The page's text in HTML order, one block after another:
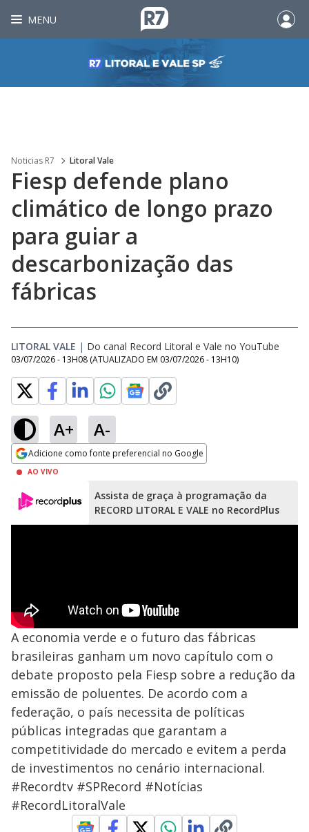
MENU
Noticias R7 Litoral Vale
Fiesp defende plano
climático de longo prazo
para guiar a
descarbonização das
fábricas
LITORAL VALE | Do canal Record Litoral e Vale no YouTube
03/07/2026 - 13H08 (ATUALIZADO EM 03/07/2026 - 13H10)
A+ A-
Adicione como fonte preferencial no Google
Opens in new window
AO VIVO
Assista de graça à programação da
RECORD LITORAL E VALE no RecordPlus
A economia verde e o futuro das fábricas
brasileiras ganham um novo capítulo com o
debate proposto pela Fiesp sobre a redução da
emissão de poluentes. De acordo com a
federação, o país necessita de políticas
públicas integradas que garantam a
competitividade do mercado e evitem a perda
de investimentos no cenário internacional.
#Recordtv #SPRecord #Notícias
#RecordLitoralVale